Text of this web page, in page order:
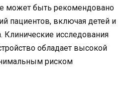
может быть рекомендовано
пациентов, включая детей и
Клинические исследования
обладает высокой
риском